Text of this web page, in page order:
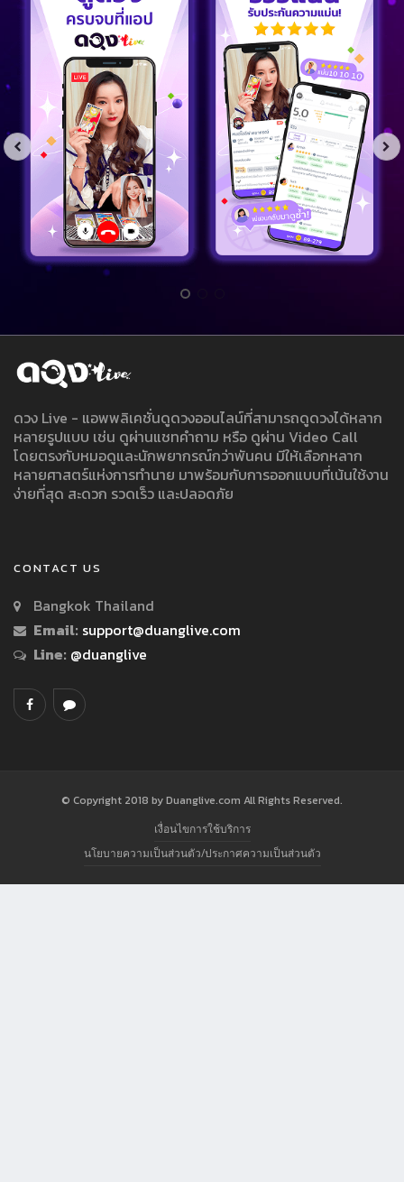
ดวง Live - แอพพลิเคชั่นดูดวงออนไลน์ที่สามารถดูดวงได้หลาก
หลายรูปแบบ เช่น ดูผ่านแชทคำถาม หรือ ดูผ่าน Video Call
โดยตรงกับหมอดูและนักพยากรณ์กว่าพันคน มีให้เลือกหลาก
หลายศาสตร์แห่งการทำนาย มาพร้อมกับการออกแบบที่เน้นใช้งาน
ง่ายที่สุด สะดวก รวดเร็ว และปลอดภัย
CONTACT US
Bangkok Thailand
Email: support@duanglive.com
Line: @duanglive
© Copyright 2018 by Duanglive.com All Rights Reserved.
เงื่อนไขการใช้บริการ
นโยบายความเป็นส่วนตัว/ประกาศความเป็นส่วนตัว